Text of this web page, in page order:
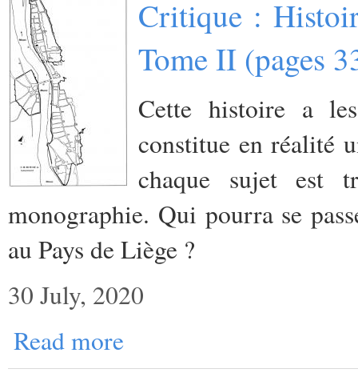
Critique :
Tome II (pages
Cette histoire a
constitue en réalité
chaque sujet est
monographie. Qui pourra se
au Pays de Liège ?
30 July, 2020
Read more